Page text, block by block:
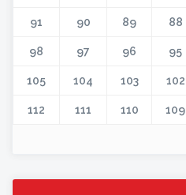
88
89
90
91
95
96
97
98
102
103
104
105
109
110
111
112